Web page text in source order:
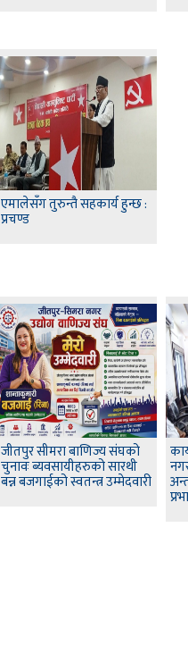
एमालेसँग तुरुन्तै सहकार्य हुन्छ :
प्रचण्ड
जीतपुर सीमरा बाणिज्य संघको
चुनावः ब्यवसायीहरुको सारथी
बन्न बजगाईको स्वतन्त्र उम्मेदवारी